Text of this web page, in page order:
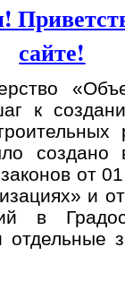
сайте!
к
создано
от
и
в